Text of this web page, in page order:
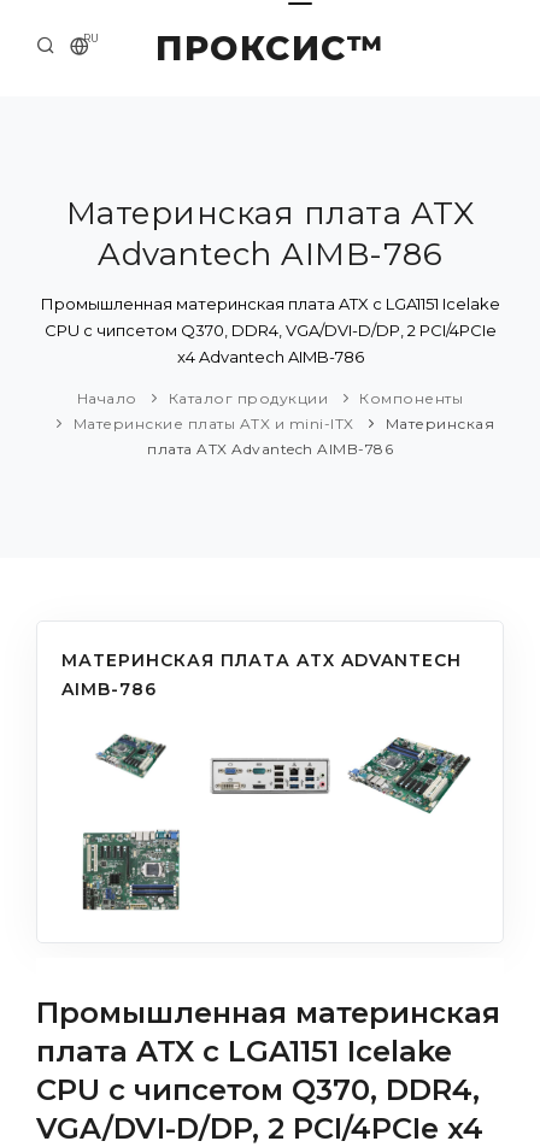
ПРОКСИС™
RU
О КОМПАНИИ
ПРИМЕРЫ И РЕШЕНИЯ
КАТАЛОГ ПРОДУКЦИИ
Материнская плата ATX
Advantech AIMB-786
Промышленная материнская плата ATX с LGA1151 Icelake
CPU с чипсетом Q370, DDR4, VGA/DVI-D/DP, 2 PCI/4PCIe
x4 Advantech AIMB-786
Начало Каталог продукции
Компоненты
Материнские платы ATX и mini-ITX
Материнская
плата ATX Advantech AIMB-786
МАТЕРИНСКАЯ ПЛАТА ATX ADVANTECH
AIMB-786
Промышленная материнская
плата ATX с LGA1151 Icelake
CPU с чипсетом Q370, DDR4,
VGA/DVI-D/DP, 2 PCI/4PCIe x4